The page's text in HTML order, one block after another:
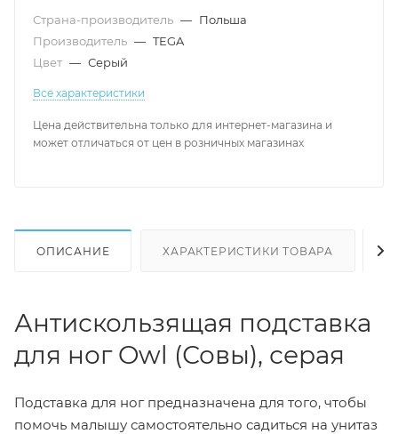
Страна-производитель — Польша
Производитель — TEGA
Цвет — Серый
Все характеристики
Цена действительна только для интернет-магазина и
может отличаться от цен в розничных магазинах
ОПИСАНИЕ ХАРАКТЕРИСТИКИ ТОВАРА
Антискользящая подставка
для ног Owl (Совы), серая
Подставка для ног предназначена для того, чтобы
помочь малышу самостоятельно садиться на унитаз